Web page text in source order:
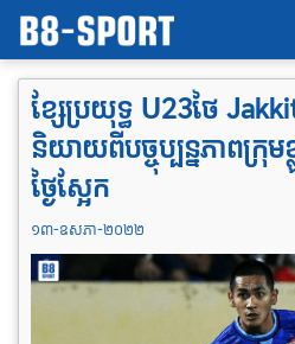
ខ្សែប្រយុទ្ធ U23ថៃ
និយាយពីបច្ចុប្បន្នភាពក្រុ
ថ្ងៃស្អែក
១៣-ឧសភា-២០២២